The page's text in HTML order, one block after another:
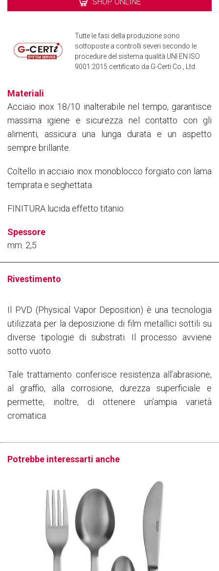
Tutte le fasi della produzione sono
sottoposte a controlli severi secondo le
procedure del sistema qualità UNI EN ISO
9001:2015 certificato da G-Certi Co., Ltd.
Materiali
Acciaio inox 18/10 inalterabile nel tempo, garantisce
massima igiene e sicurezza nel contatto con gli
alimenti, assicura una lunga durata e un aspetto
sempre brillante.
Coltello in acciaio inox monoblocco forgiato con lama
temprata e seghettata.
FINITURA lucida effetto titanio.
Spessore
mm. 2,5
Rivestimento
Il PVD (Physical Vapor Deposition) è una tecnologia
utilizzata per la deposizione di film metallici sottili su
diverse tipologie di substrati. Il processo avviene
sotto vuoto.
Tale trattamento conferisce resistenza all’abrasione,
al graffio, alla corrosione, durezza superficiale e
permette, inoltre, di ottenere un’ampia varietà
cromatica.
Potrebbe interessarti anche